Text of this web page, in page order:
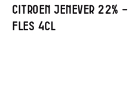
Citroen Jenever 22% –
Fles 4cl